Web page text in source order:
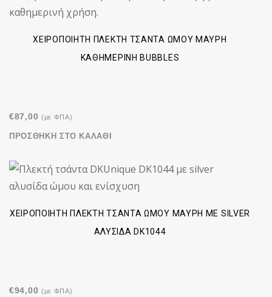
ΧΕΙΡΟΠΟΊΗΤΗ ΠΛΕΚΤΉ ΤΣΆΝΤΑ ΏΜΟΥ ΜΑΎΡΗ
ΚΑΘΗΜΕΡΙΝΉ BUBBLES
€87,00 (με ΦΠΑ)
ΠΡΟΣΘΉΚΗ ΣΤΟ ΚΑΛΆΘΙ
ΧΕΙΡΟΠΟΊΗΤΗ ΠΛΕΚΤΉ ΤΣΆΝΤΑ ΏΜΟΥ ΜΑΎΡΗ ΜΕ SILVER
ΑΛΥΣΊΔΑ DK1044
€94,00 (με ΦΠΑ)